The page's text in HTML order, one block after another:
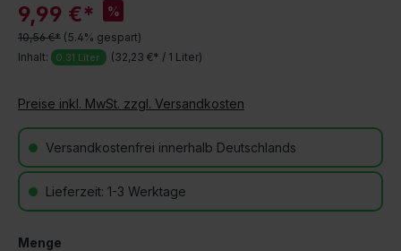
9,99 €*
%
10,56 €* (5.4% gespart)
Inhalt:
0.31 Liter (32,23 €* / 1 Liter)
Preise inkl. MwSt. zzgl. Versandkosten
Versandkostenfrei innerhalb Deutschlands
Lieferzeit: 1-3 Werktage
Menge